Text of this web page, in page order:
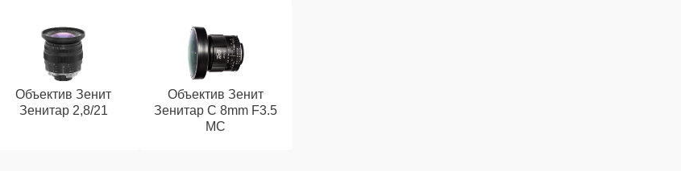
Объектив Зенит
Зенитар 2,8/21
Объектив Зенит
Зенитар C 8mm F3.5
МС